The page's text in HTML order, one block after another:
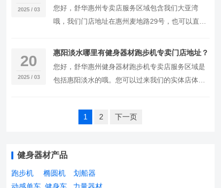
2025 / 03
您好，舒华惠州专卖店服务区域包含我们大亚湾
哦，我们门店地址在惠州麦地路29号，也可以直接
专属您的...
20
2025 / 03
惠阳淡水哪里有健身器材跑步机专卖门店地址？
您好，舒华惠州健身器材跑步机专卖店服务区域是
包括惠阳淡水的哦。您可以过来我们的实体店体验
1 2 下一页
健身器材产品
跑步机 椭圆机
划船器
动感单车 健身车 力量器材